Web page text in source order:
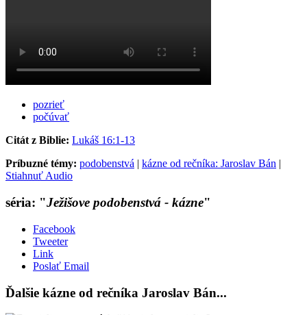
pozrieť
počúvať
Citát z Biblie: Lukáš 16:1-13
Príbuzné témy: podobenstvá | kázne od rečníka: Jaroslav Bán |
Stiahnuť Audio
séria: "Ježišove podobenstvá - kázne"
Facebook
Tweeter
Link
Poslať Email
Ďalšie kázne od rečníka Jaroslav Bán...